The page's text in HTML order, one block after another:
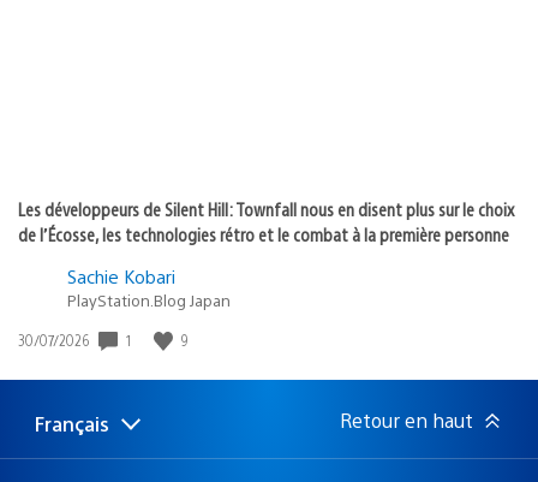
Les développeurs de Silent Hill: Townfall nous en disent plus sur le choix
de l’Écosse, les technologies rétro et le combat à la première personne
Sachie Kobari
PlayStation.Blog Japan
Date
publication
30/07/2026 1 9
Choisir
une
Région
actuelle
Français Retour en haut